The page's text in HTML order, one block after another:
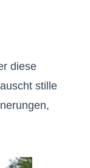
diese
stille